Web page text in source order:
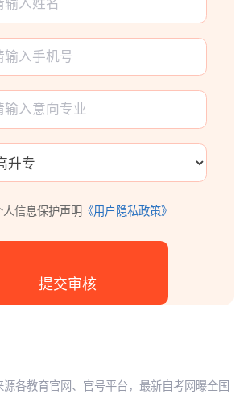
人信息保护声明 《用户隐私政策》
各教育官网、官号平台，最新自考网曝全国